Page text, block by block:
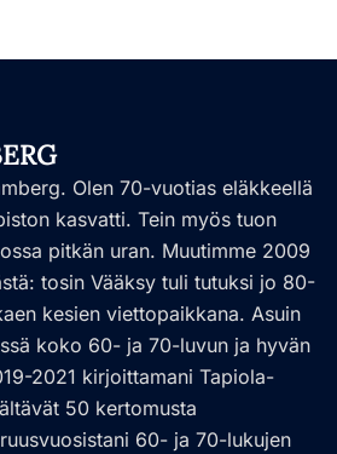
Olen 70-vuotias eläkkeellä
kasvatti. Tein myös tuon
pitkän uran. Muutimme 2009
tosin Vääksy tuli tutuksi jo 80-
kesien viettopaikkana. Asuin
koko 60- ja 70-luvun ja hyvän
2021 kirjoittamani Tapiola-
50 kertomusta
60- ja 70-lukujen